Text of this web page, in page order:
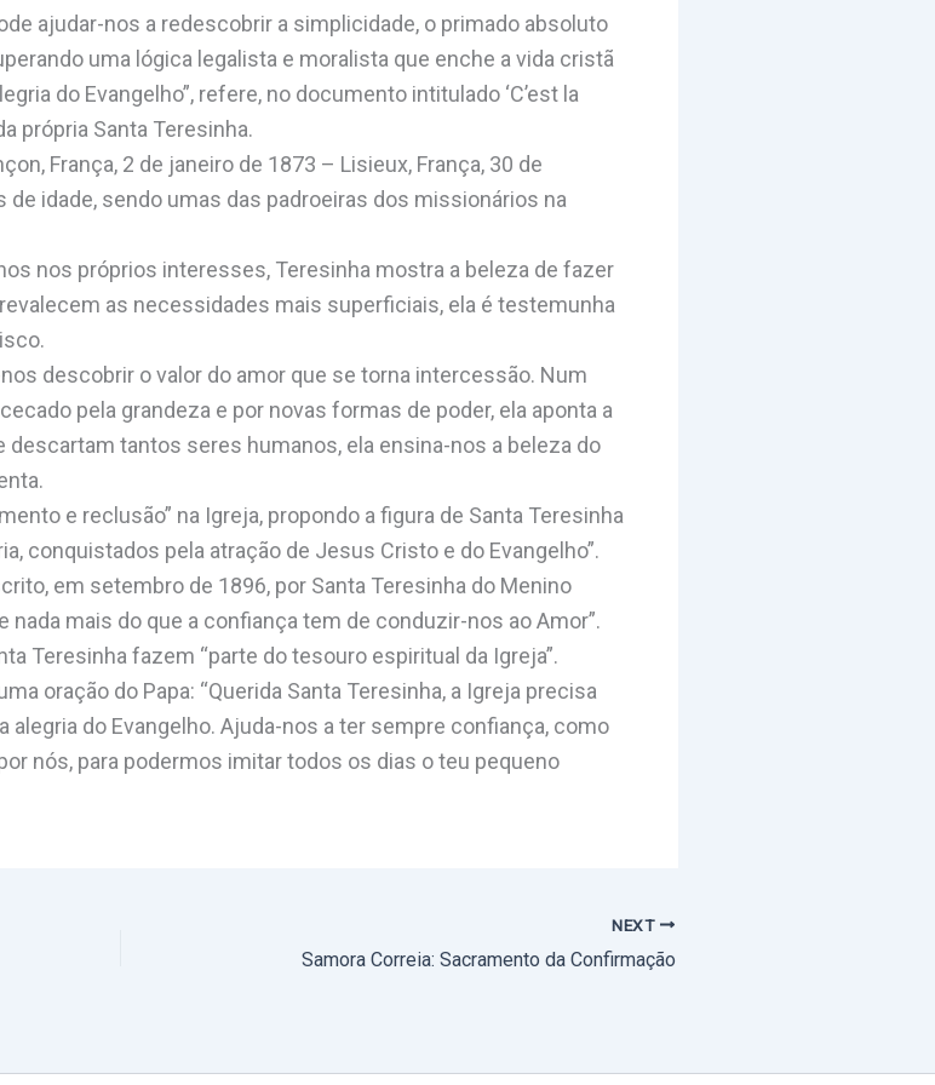
ajudar-nos a redescobrir a simplicidade, o primado absoluto
uma lógica legalista e moralista que enche a vida cristã
do Evangelho”, refere, no documento intitulado ‘C’est la
própria Santa Teresinha.
França, 2 de janeiro de 1873 – Lisieux, França, 30 de
idade, sendo umas das padroeiras dos missionários na
nos próprios interesses, Teresinha mostra a beleza de fazer
as necessidades mais superficiais, ela é testemunha
descobrir o valor do amor que se torna intercessão. Num
pela grandeza e por novas formas de poder, ela aponta a
tantos seres humanos, ela ensina-nos a beleza do
e reclusão” na Igreja, propondo a figura de Santa Teresinha
conquistados pela atração de Jesus Cristo e do Evangelho”.
em setembro de 1896, por Santa Teresinha do Menino
nada mais do que a confiança tem de conduzir-nos ao Amor”.
Teresinha fazem “parte do tesouro espiritual da Igreja”.
oração do Papa: “Querida Santa Teresinha, a Igreja precisa
alegria do Evangelho. Ajuda-nos a ter sempre confiança, como
nós, para podermos imitar todos os dias o teu pequeno
NEXT
Samora Correia: Sacramento da Confirmação